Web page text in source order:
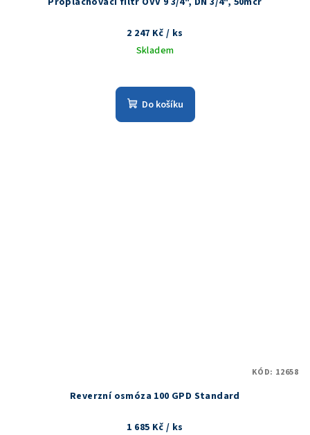
2 247 Kč / ks
Skladem
Do košíku
Reverzní osmóza 100 GPD Standard
1 685 Kč / ks
KÓD: 12658